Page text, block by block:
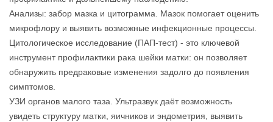
Анализы: забор мазка и цитограмма. Мазок помогает оценить
микрофлору и выявить возможные инфекционные процессы.
Цитологическое исследование (ПАП‑тест) - это ключевой
инструмент профилактики рака шейки матки: он позволяет
обнаружить предраковые изменения задолго до появления
симптомов.
УЗИ органов малого таза. Ультразвук даёт возможность
увидеть структуру матки, яичников и эндометрия, выявить